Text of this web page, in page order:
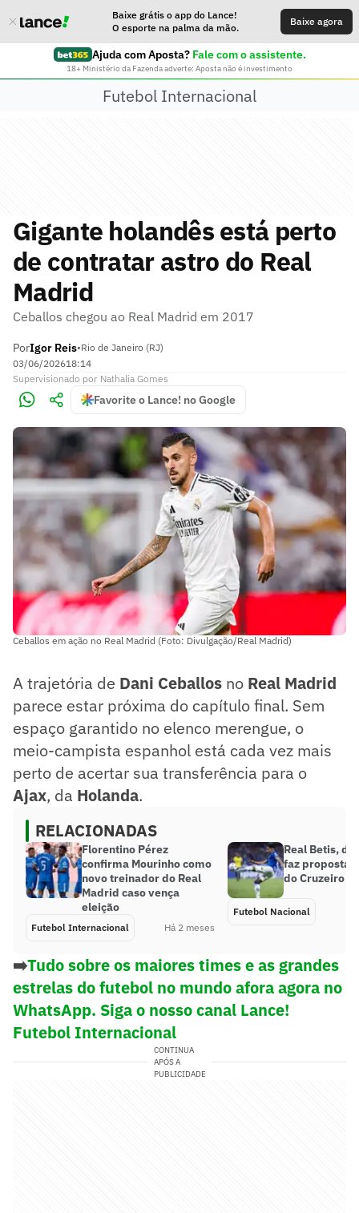
Baixe grátis o app do Lance!
O esporte na palma da mão.
Baixe agora
Ajuda com Aposta? Fale com o assistente.
18+ Ministério da Fazenda adverte: Aposta não é investimento
Futebol Internacional
Gigante holandês está perto
de contratar astro do Real
Madrid
Ceballos chegou ao Real Madrid em 2017
PorIgor Reis•Rio de Janeiro (RJ)
03/06/202618:14
Supervisionado por Nathalia Gomes
Favorite o Lance! no Google
Ceballos em ação no Real Madrid (Foto: Divulgação/Real Madrid)
A trajetória de Dani Ceballos no Real Madrid
parece estar próxima do capítulo final. Sem
espaço garantido no elenco merengue, o
meio-campista espanhol está cada vez mais
perto de acertar sua transferência para o
Ajax, da Holanda.
RELACIONADAS
Florentino Pérez
confirma Mourinho como
novo treinador do Real
Madrid caso vença
eleição
Futebol Internacional Há 2 meses
Real Betis, da
faz proposta
do Cruzeiro
Futebol Nacional
➡️Tudo sobre os maiores times e as grandes
estrelas do futebol no mundo afora agora no
WhatsApp. Siga o nosso canal Lance!
Futebol Internacional
CONTINUA
APÓS A
PUBLICIDADE